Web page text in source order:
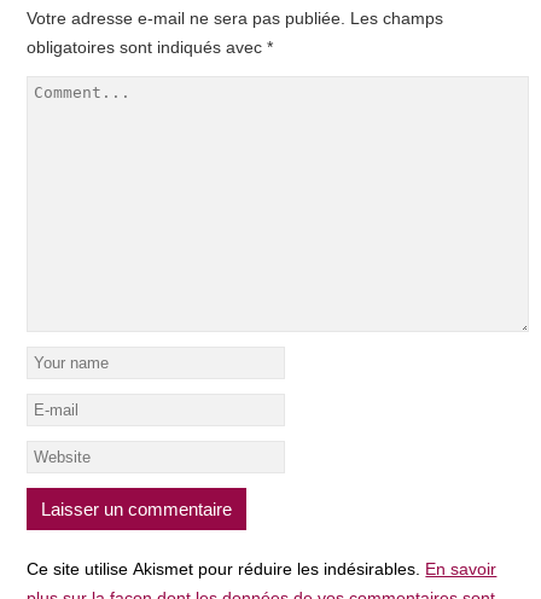
Votre adresse e-mail ne sera pas publiée. Les champs
obligatoires sont indiqués avec*
Ce site utilise Akismet pour réduire les indésirables. En savoir